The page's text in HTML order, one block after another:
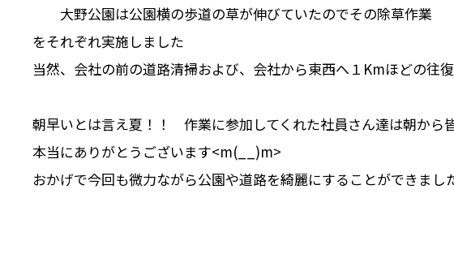
大野公園は公園横の歩道の草が伸びていたのでその除草作業
をそれぞれ実施しました
当然、会社の前の道路清掃および、会社から東西へ１Kmほどの往
朝早いとは言え夏！！ 作業に参加してくれた社員さん達は朝から
本当にありがとうございます<m(__)m>
おかげで今回も微力ながら公園や道路を綺麗にすることができま